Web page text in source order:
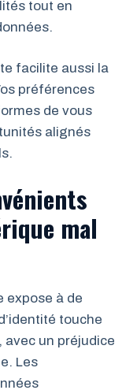
tout en
facilite aussi la
préférences
de vous
alignés
mal
expose à de
touche
avec un préjudice
Les